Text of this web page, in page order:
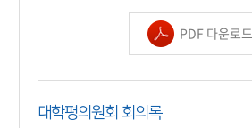
PDF 다운로드
대학평의원회 회의록